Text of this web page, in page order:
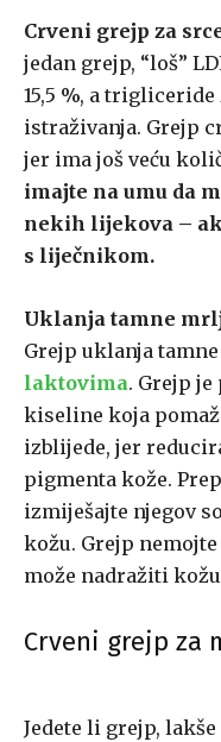
Crveni grejp za
jedan grejp, “loš”
15,5 %, a
istraživanja. Grejp
jer ima još veću
imajte na umu da
nekih lijekova –
s liječnikom.
Uklanja tamne
Grejp uklanja
laktovima. Grejp je
kiseline koja
izblijede, jer
pigmenta kože.
izmiješajte njegov
kožu. Grejp
može nadražiti
Crveni grejp za
Jedete li grejp,